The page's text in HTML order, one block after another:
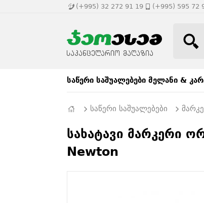
(+995) 32 272 91 19 (+995) 595 72
საწერი საშუალებები მელანი &
საწერი საშუალებები
სახატავი მარკერი
Newton